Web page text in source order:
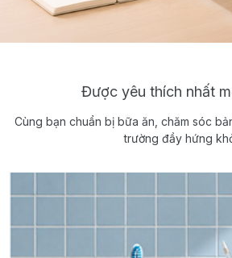
Được yêu thích nhất
Cùng bạn chuẩn bị bữa ăn, chăm sóc
trường đầy hứng